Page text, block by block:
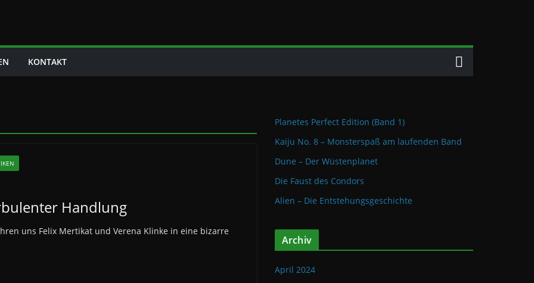
KONTAKT
Handlung
uns Felix Mertikat und Verena Klinke in eine bizarre
Planetes Perfect Edition (Band 1)
Kaiju No. 8 – Monsterspaß am laufenden Band
Dune – Der Wüstenplanet
Die Faust des Condors
Alien – Die Entstehungsgeschichte
Archiv
April 2024